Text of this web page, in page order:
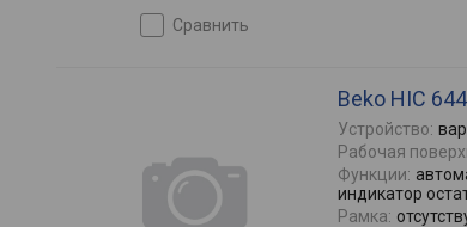
сравнить
Beko HIC
Устройство:
Рабочая
Функции:
индикатор
Рамка: